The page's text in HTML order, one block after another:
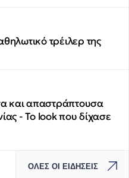
τρέιλερ της
και απαστράπτουσα
- Το look που δίχασε
ΟΛΕΣ ΟΙ ΕΙΔΗΣΕΙΣ